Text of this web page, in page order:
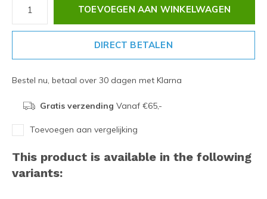
TOEVOEGEN AAN WINKELWAGEN
DIRECT BETALEN
Bestel nu, betaal over 30 dagen met Klarna
Gratis verzending Vanaf €65,-
Toevoegen aan vergelijking
This product is available in the following
variants: